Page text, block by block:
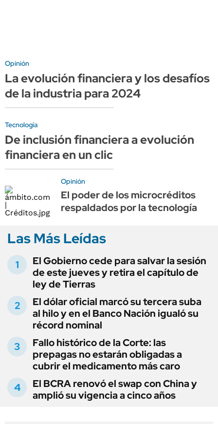
Opinión
La evolución financiera y los desafíos
de la industria para 2024
Tecnología
De inclusión financiera a evolución
financiera en un clic
Opinión
El poder de los microcréditos
respaldados por la tecnología
Las Más Leídas
El Gobierno cede para salvar la sesión
de este jueves y retira el capítulo de
ley de Tierras
El dólar oficial marcó su tercera suba
al hilo y en el Banco Nación igualó su
récord nominal
Fallo histórico de la Corte: las
prepagas no estarán obligadas a
cubrir el medicamento más caro
El BCRA renovó el swap con China y
amplió su vigencia a cinco años